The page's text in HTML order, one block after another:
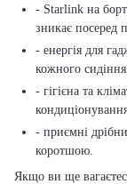
- Starlink на
зникає посеред
- енергія для
кожного
- гігієна та
- приємні
коротшою.
Якщо ви ще